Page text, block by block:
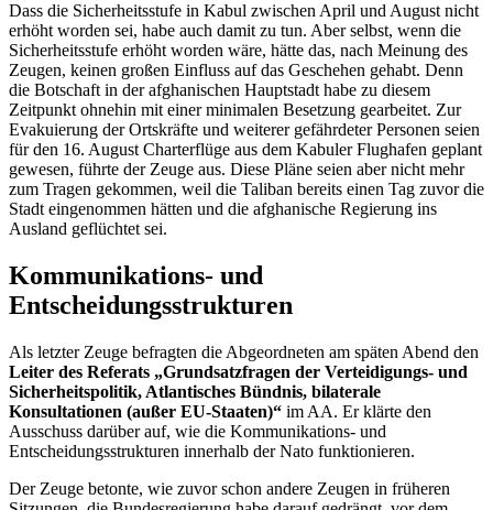
Dass die Sicherheitsstufe in Kabul zwischen April und August nicht
erhöht worden sei, habe auch damit zu tun. Aber selbst, wenn die
Sicherheitsstufe erhöht worden wäre, hätte das, nach Meinung des
Zeugen, keinen großen Einfluss auf das Geschehen gehabt. Denn
die Botschaft in der afghanischen Hauptstadt habe zu diesem
Zeitpunkt ohnehin mit einer minimalen Besetzung gearbeitet. Zur
Evakuierung der Ortskräfte und weiterer gefährdeter Personen seien
für den 16. August Charterflüge aus dem Kabuler Flughafen geplant
gewesen, führte der Zeuge aus. Diese Pläne seien aber nicht mehr
zum Tragen gekommen, weil die Taliban bereits einen Tag zuvor die
Stadt eingenommen hätten und die afghanische Regierung ins
Ausland geflüchtet sei.
Kommunikations- und
Entscheidungsstrukturen
Als letzter Zeuge befragten die Abgeordneten am späten Abend den
Leiter des Referats „Grundsatzfragen der Verteidigungs- und
Sicherheitspolitik, Atlantisches Bündnis, bilaterale
Konsultationen (außer EU-Staaten)“ im AA. Er klärte den
Ausschuss darüber auf, wie die Kommunikations- und
Entscheidungsstrukturen innerhalb der Nato funktionieren.
Der Zeuge betonte, wie zuvor schon andere Zeugen in früheren